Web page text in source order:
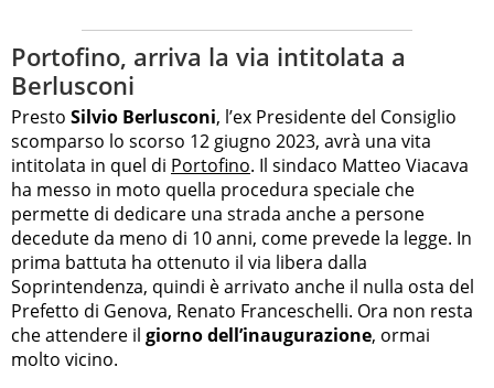
Portofino, arriva la via intitolata a
Berlusconi
Presto Silvio Berlusconi, l’ex Presidente del Consiglio
scomparso lo scorso 12 giugno 2023, avrà una vita
intitolata in quel di Portofino. Il sindaco Matteo Viacava
ha messo in moto quella procedura speciale che
permette di dedicare una strada anche a persone
decedute da meno di 10 anni, come prevede la legge. In
prima battuta ha ottenuto il via libera dalla
Soprintendenza, quindi è arrivato anche il nulla osta del
Prefetto di Genova, Renato Franceschelli. Ora non resta
che attendere il giorno dell’inaugurazione, ormai
molto vicino.